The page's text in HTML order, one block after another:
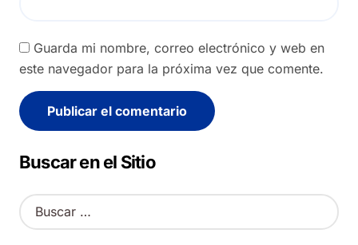
Guarda mi nombre, correo electrónico y web en
este navegador para la próxima vez que comente.
Buscar en el Sitio
B
u